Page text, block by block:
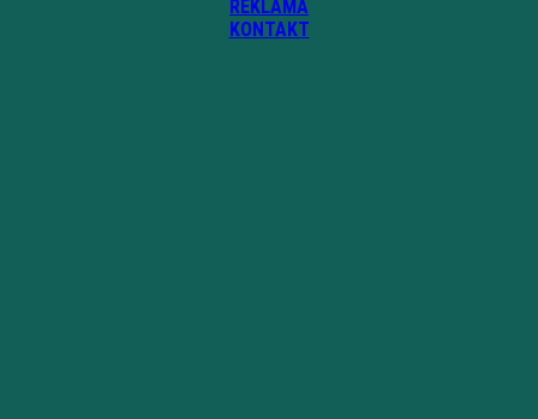
REKLAMA
KONTAKT